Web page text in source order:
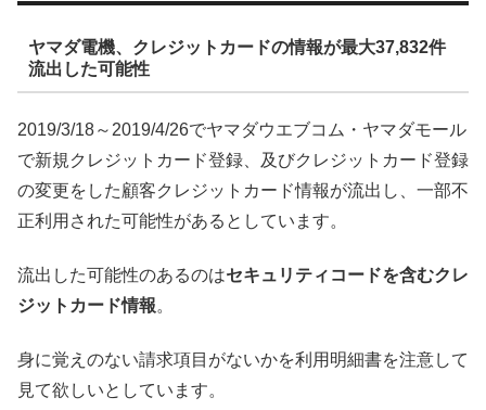
ヤマダ電機、クレジットカードの情報が最大37,832件
流出した可能性
2019/3/18～2019/4/26でヤマダウエブコム・ヤマダモール
で新規クレジットカード登録、及びクレジットカード登録
の変更をした顧客クレジットカード情報が流出し、一部不
正利用された可能性があるとしています。
流出した可能性のあるのはセキュリティコードを含むクレ
ジットカード情報。
身に覚えのない請求項目がないかを利用明細書を注意して
見て欲しいとしています。